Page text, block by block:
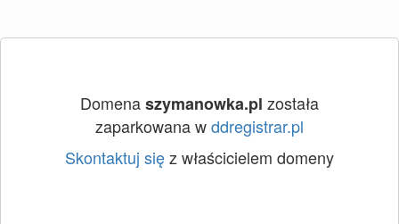
Domenaszymanowka.pl została
zaparkowana wddregistrar.pl
Skontaktuj sięz właścicielem domeny